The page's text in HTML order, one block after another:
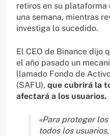
retiros en su
una semana, mientras
investiga lo sucedido.
El CEO de Binance dijo
el año pasado un
llamado Fondo de
(SAFU), que cubrirá la
afectará a los usuarios.
«Para proteger
todos los